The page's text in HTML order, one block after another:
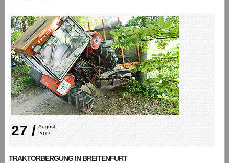
27 / August
2017
TRAKTORBERGUNG IN BREITENFURT